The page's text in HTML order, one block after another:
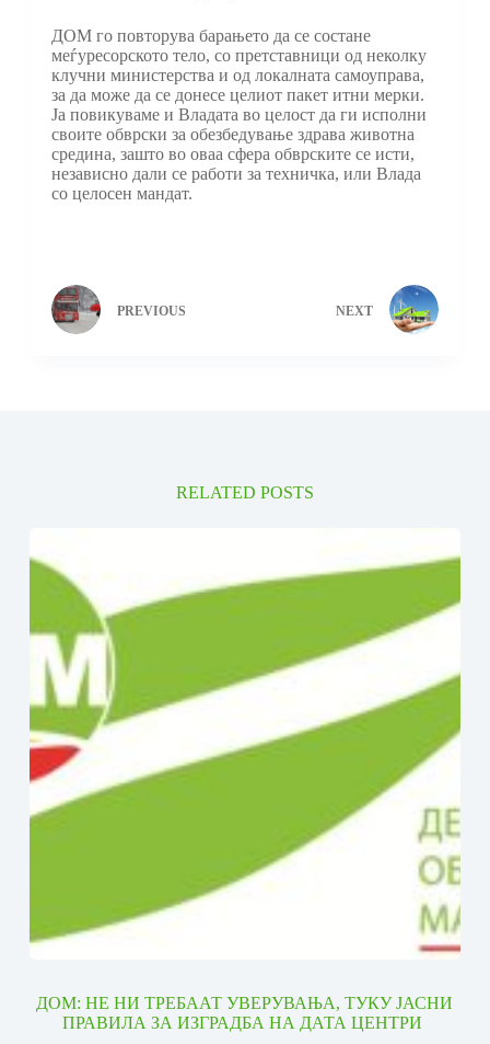
ДОМ го повторува барањето да се состане
меѓуресорското тело, со претставници од неколку
клучни министерства и од локалната самоуправа,
за да може да се донесе целиот пакет итни мерки.
Ја повикуваме и Владата во целост да ги исполни
своите обврски за обезбедување здрава животна
средина, зашто во оваа сфера обврските се исти,
независно дали се работи за техничка, или Влада
со целосен мандат.
PREVIOUS NEXT
RELATED POSTS
ДОМ: НЕ НИ ТРЕБААТ УВЕРУВАЊА, ТУКУ ЈАСНИ
ПРАВИЛА ЗА ИЗГРАДБА НА ДАТА ЦЕНТРИ